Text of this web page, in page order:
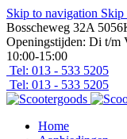
Skip to navigation Skip
Bosscheweg 32A
Openingstijden: Di t/m
10:00-15:00
Tel: 013 - 533 5205
Tel: 013 - 533 5205
Home